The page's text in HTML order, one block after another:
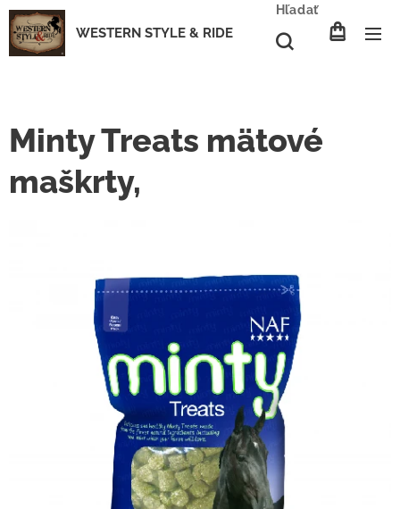
WESTERN STYLE & RIDE
Hľadať
Minty Treats mätové
maškrty,